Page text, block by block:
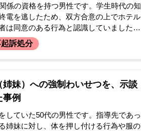
係の資格を持つ男性です。学生時代の知
電を逃したため、双方合意の上でホテル
は同意のある行為と認識していました
から依頼者の職場に「彼女が強制的にホ
わいせつな行為をされた」という趣旨の
の後、依頼者は逮捕・監禁・強制性交等
たが、勾留請求されることなく釈放。前
釈放されたその日に示談による解決を希
されました。
訴処分
妹）への強制わいせつを、示談
例
していた50代の男性です。指導先であっ
姉妹に対し、体を押し付ける行為や服の